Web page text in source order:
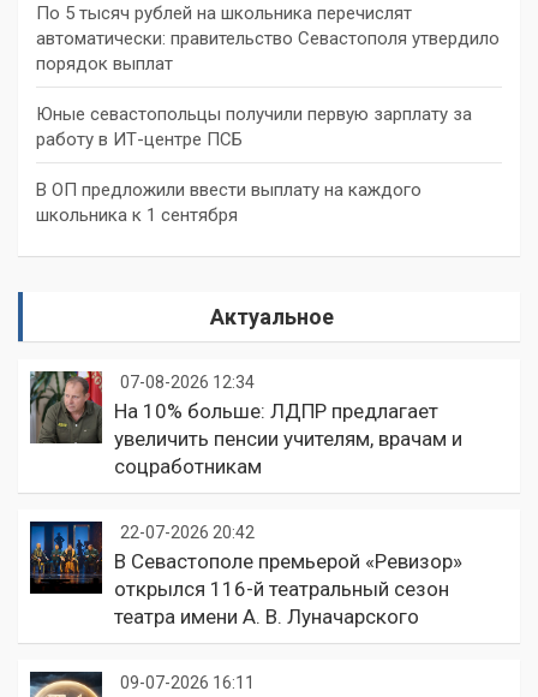
По 5 тысяч рублей на школьника перечислят
автоматически: правительство Севастополя утвердило
порядок выплат
Юные севастопольцы получили первую зарплату за
работу в ИТ-центре ПСБ
В ОП предложили ввести выплату на каждого
школьника к 1 сентября
Актуальное
07-08-2026 12:34
На 10% больше: ЛДПР предлагает
увеличить пенсии учителям, врачам и
соцработникам
22-07-2026 20:42
В Севастополе премьерой «Ревизор»
открылся 116-й театральный сезон
театра имени А. В. Луначарского
09-07-2026 16:11